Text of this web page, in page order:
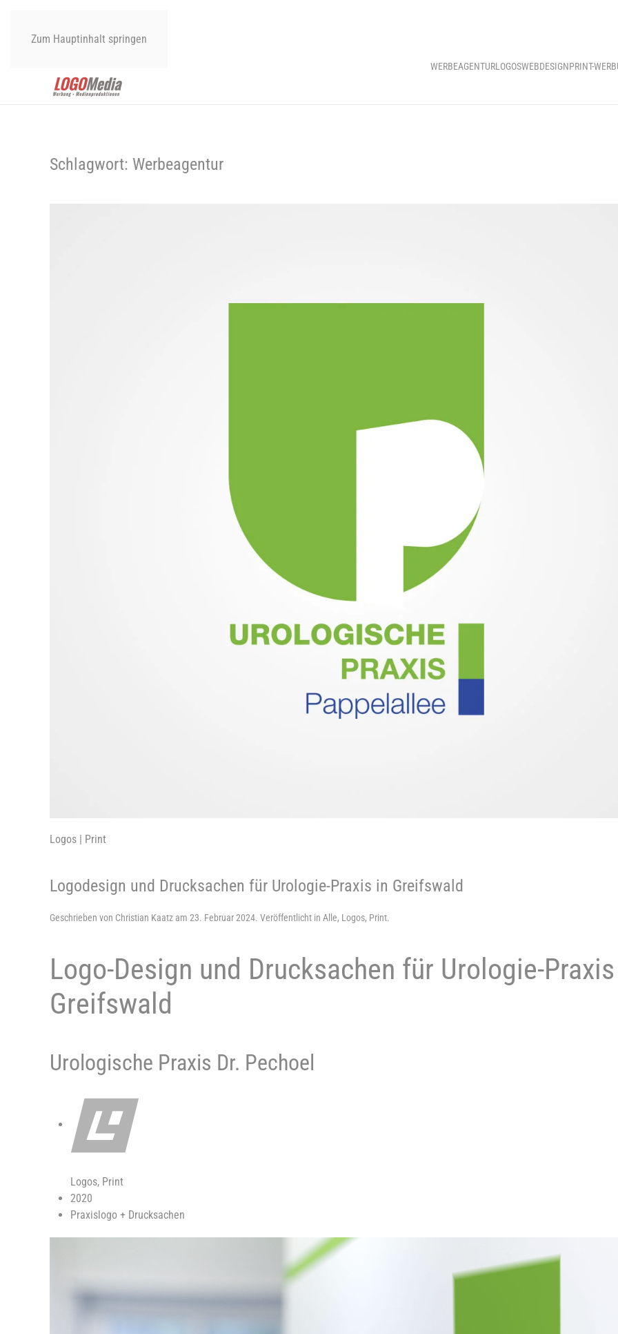
Zum Hauptinhalt springen
WERBEAGENTURLOGOSWEBDESIGNPRINT-
Schlagwort: Werbeagentur
Logos | Print
Logodesign und Drucksachen für Urologie-Praxis in Greifswald
Geschrieben von Christian Kaatz am 23. Februar 2024. Veröffentlicht in Alle, Logos, Print.
Logo-Design und Drucksachen für Urologie-
Greifswald
Urologische Praxis Dr. Pechoel
Logos, Print
2020
Praxislogo + Drucksachen